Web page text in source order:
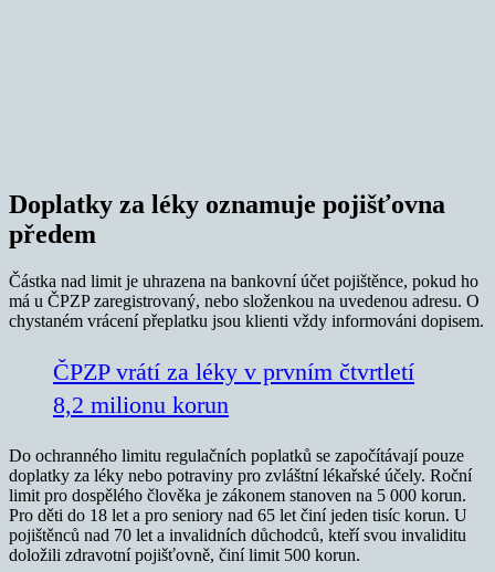
Doplatky za léky oznamuje pojišťovna
předem
Částka nad limit je uhrazena na bankovní účet pojištěnce, pokud ho
má u ČPZP zaregistrovaný, nebo složenkou na uvedenou adresu. O
chystaném vrácení přeplatku jsou klienti vždy informováni dopisem.
ČPZP vrátí za léky v prvním čtvrtletí
8,2 milionu korun
Do ochranného limitu regulačních poplatků se započítávají pouze
doplatky za léky nebo potraviny pro zvláštní lékařské účely. Roční
limit pro dospělého člověka je zákonem stanoven na 5 000 korun.
Pro děti do 18 let a pro seniory nad 65 let činí jeden tisíc korun. U
pojištěnců nad 70 let a invalidních důchodců, kteří svou invaliditu
doložili zdravotní pojišťovně, činí limit 500 korun.